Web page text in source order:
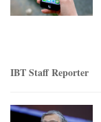
IBT Staff Reporter